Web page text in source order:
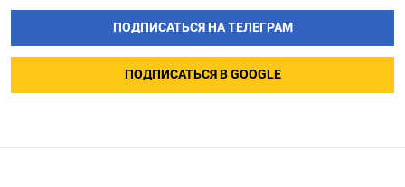
ПОДПИСАТЬСЯ НА ТЕЛЕГРАМ
ПОДПИСАТЬСЯ В GOOGLE